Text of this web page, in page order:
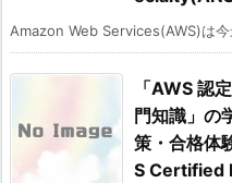
Amazon Web Services(AWS)は
「AWS 認
門知識」の
策・合格体
S Certified